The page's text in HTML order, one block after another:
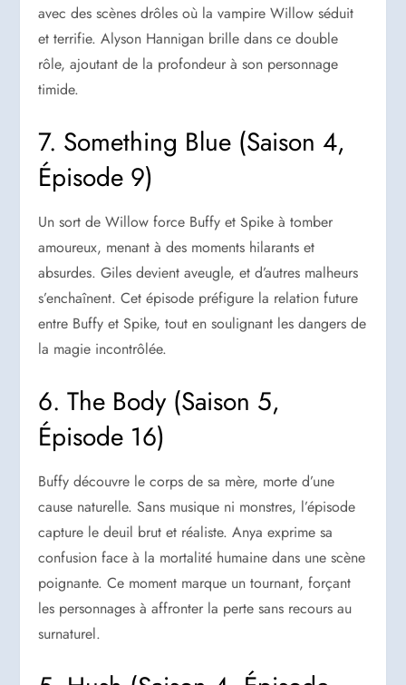
avec des scènes drôles où la vampire Willow séduit
et terrifie. Alyson Hannigan brille dans ce double
rôle, ajoutant de la profondeur à son personnage
timide.
7. Something Blue (Saison 4,
Épisode 9)
Un sort de Willow force Buffy et Spike à tomber
amoureux, menant à des moments hilarants et
absurdes. Giles devient aveugle, et d’autres malheurs
s’enchaînent. Cet épisode préfigure la relation future
entre Buffy et Spike, tout en soulignant les dangers de
la magie incontrôlée.
6. The Body (Saison 5,
Épisode 16)
Buffy découvre le corps de sa mère, morte d’une
cause naturelle. Sans musique ni monstres, l’épisode
capture le deuil brut et réaliste. Anya exprime sa
confusion face à la mortalité humaine dans une scène
poignante. Ce moment marque un tournant, forçant
les personnages à affronter la perte sans recours au
surnaturel.